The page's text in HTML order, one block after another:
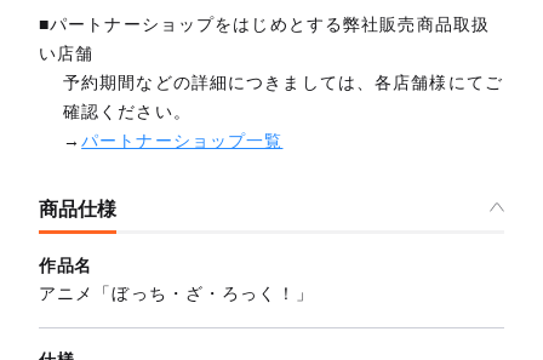
■パートナーショップをはじめとする弊社販売商品取扱
い店舗
予約期間などの詳細につきましては、各店舗様にてご
確認ください。
→パートナーショップ一覧
商品仕様
作品名
アニメ「ぼっち・ざ・ろっく！」